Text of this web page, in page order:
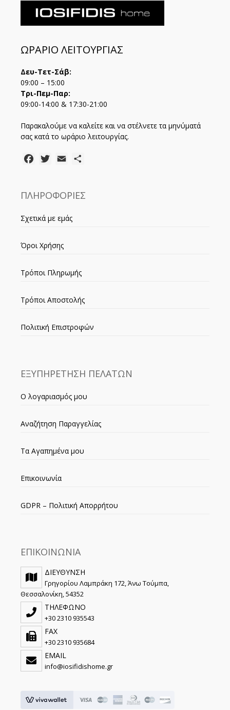
ΩΡΑΡΙΟ ΛΕΙΤΟΥΡΓΙΑΣ
Δευ-Τετ-Σάβ:
09:00 – 15:00
Τρι-Πεμ-Παρ:
09:00-14:00 & 17:30-21:00
Παρακαλούμε να καλείτε και να στέλνετε τα μηνύματά
σας κατά το ωράριο λειτουργίας.
FacebookTwitter
Email
ΠΛΗΡΟΦΟΡΙΕΣ
Σχετικά με εμάς
Όροι Χρήσης
Τρόποι Πληρωμής
Τρόποι Αποστολής
Πολιτική Επιστροφών
ΕΞΥΠΗΡΕΤΗΣΗ ΠΕΛΑΤΩΝ
Ο λογαριασμός μου
Αναζήτηση Παραγγελίας
Τα Αγαπημένα μου
Επικοινωνία
GDPR – Πολιτική Απορρήτου
ΕΠΙΚΟΙΝΩΝΙΑ
ΔΙΕΥΘΥΝΣΗ
Γρηγορίου Λαμπράκη 172, Άνω Τούμπα,
Θεσσαλονίκη, 54352
ΤΗΛΕΦΩΝΟ
+30 2310 935543
FAX
+30 2310 935684
EMAIL
info@iosifidishome.gr